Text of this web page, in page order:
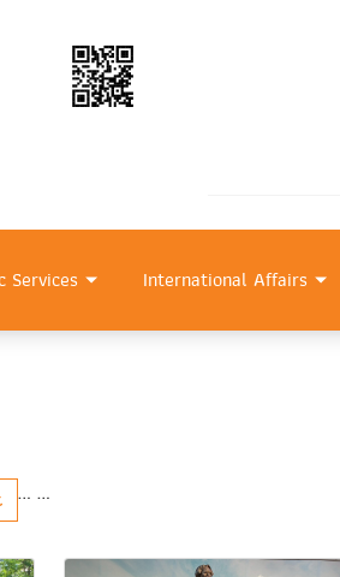
Services International Affairs
… …